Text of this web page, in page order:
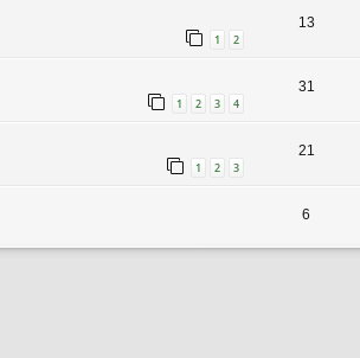
1 2
13
1 2 3 4
31
1 2 3
21
6